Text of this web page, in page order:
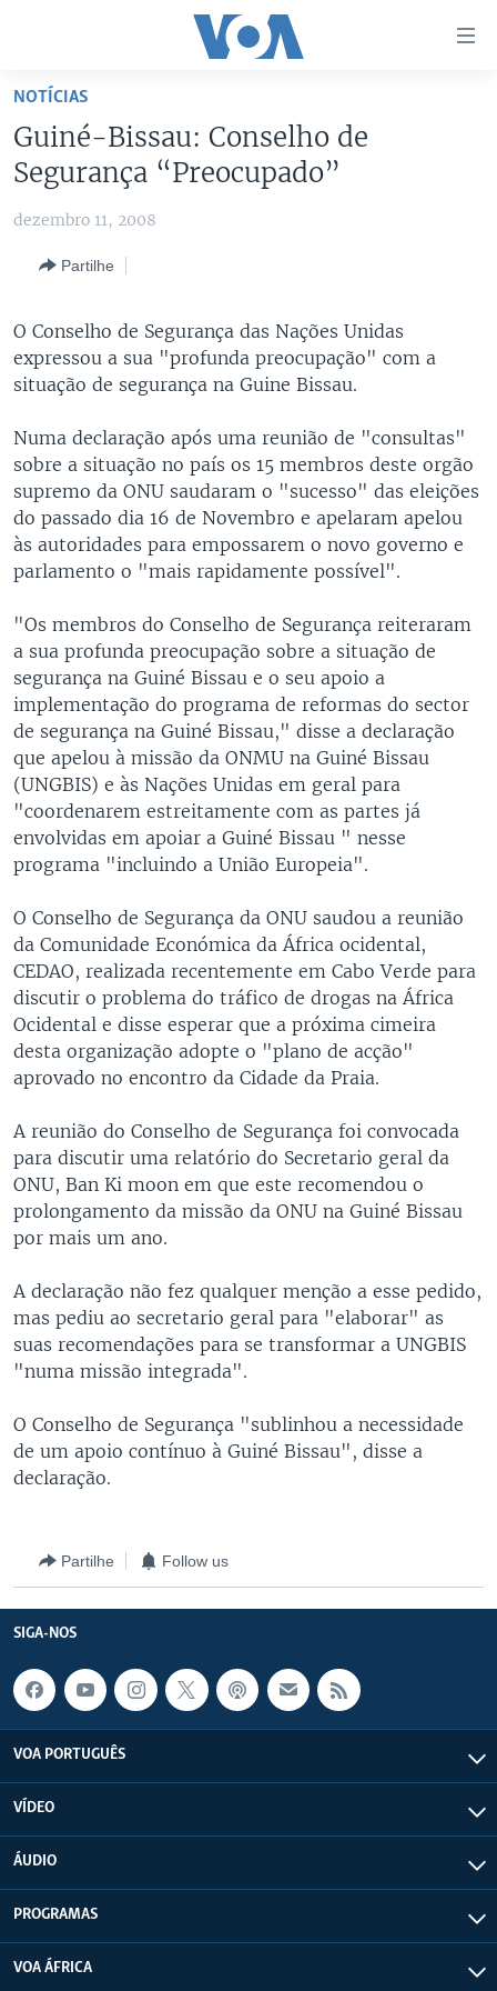
Acesso
para
artigo
para
Pesquisa
GUINÉ-BISSAU
BRASIL
DOSSIERS ESPECIAIS
DESPORTO
VÍDEOS
VOA 60 CLIMA
VOA60 MUNDO
PASSADEIRA VERMELHA
ÁUDIO
SIGA-NOS
NOTÍCIAS
Guiné-Bissau: Conselho de
Segurança “Preocupado”
dezembro 11, 2008
Partilhe
O Conselho de Segurança das Nações Unidas
expressou a sua "profunda preocupação" com a
situação de segurança na Guine Bissau.
Numa declaração após uma reunião de "consultas"
sobre a situação no país os 15 membros deste orgão
supremo da ONU saudaram o "sucesso" das eleições
do passado dia 16 de Novembro e apelaram apelou
às autoridades para empossarem o novo governo e
parlamento o "mais rapidamente possível".
"Os membros do Conselho de Segurança reiteraram
a sua profunda preocupação sobre a situação de
segurança na Guiné Bissau e o seu apoio a
implementação do programa de reformas do sector
de segurança na Guiné Bissau," disse a declaração
que apelou à missão da ONMU na Guiné Bissau
(UNGBIS) e às Nações Unidas em geral para
"coordenarem estreitamente com as partes já
envolvidas em apoiar a Guiné Bissau " nesse
programa "incluindo a União Europeia".
O Conselho de Segurança da ONU saudou a reunião
da Comunidade Económica da África ocidental,
CEDAO, realizada recentemente em Cabo Verde para
discutir o problema do tráfico de drogas na África
Ocidental e disse esperar que a próxima cimeira
desta organização adopte o "plano de acção"
aprovado no encontro da Cidade da Praia.
A reunião do Conselho de Segurança foi convocada
para discutir uma relatório do Secretario geral da
ONU, Ban Ki moon em que este recomendou o
prolongamento da missão da ONU na Guiné Bissau
por mais um ano.
A declaração não fez qualquer menção a esse pedido,
mas pediu ao secretario geral para "elaborar" as
suas recomendações para se transformar a UNGBIS
"numa missão integrada".
O Conselho de Segurança "sublinhou a necessidade
de um apoio contínuo à Guiné Bissau", disse a
declaração.
Partilhe Follow us
SIGA-NOS
VOA PORTUGUÊS
VÍDEO
ÁUDIO
PROGRAMAS
VOA ÁFRICA